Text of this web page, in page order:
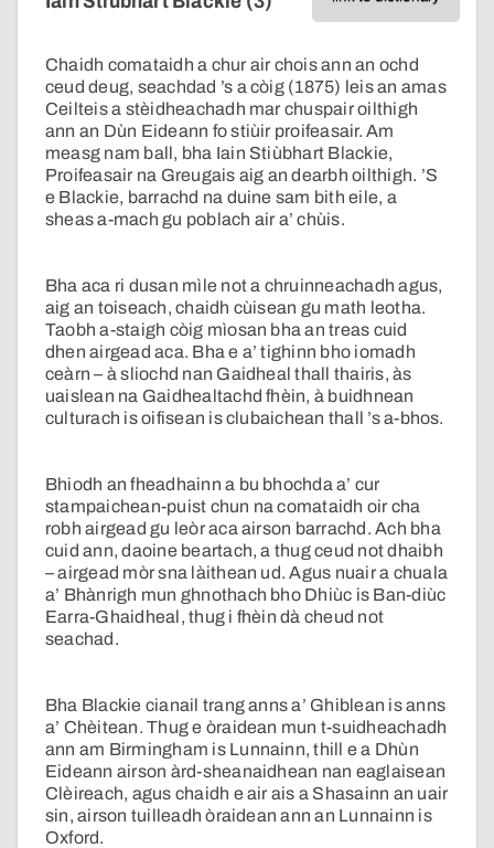
Chaidh comataidh a chur air chois ann an ochd
ceud deug, seachdad ’s a còig (1875) leis an amas
Ceilteis a stèidheachadh mar chuspair oilthigh
ann an Dùn Eideann fo stiùir proifeasair. Am
measg nam ball, bha Iain Stiùbhart Blackie,
Proifeasair na Greugais aig an dearbh oilthigh. ’S
e Blackie, barrachd na duine sam bith eile, a
sheas a-mach gu poblach air a’ chùis.
Bha aca ri dusan mìle not a chruinneachadh agus,
aig an toiseach, chaidh cùisean gu math leotha.
Taobh a-staigh còig mìosan bha an treas cuid
dhen airgead aca. Bha e a’ tighinn bho iomadh
ceàrn – à sliochd nan Gaidheal thall thairis, às
uaislean na Gaidhealtachd fhèin, à buidhnean
culturach is oifisean is clubaichean thall ’s a-bhos.
Bhiodh an fheadhainn a bu bhochda a’ cur
stampaichean-puist chun na comataidh oir cha
robh airgead gu leòr aca airson barrachd. Ach bha
cuid ann, daoine beartach, a thug ceud not dhaibh
– airgead mòr sna làithean ud. Agus nuair a chuala
a’ Bhànrigh mun ghnothach bho Dhiùc is Ban-diùc
Earra-Ghaidheal, thug i fhèin dà cheud not
seachad.
Bha Blackie cianail trang anns a’ Ghiblean is anns
a’ Chèitean. Thug e òraidean mun t-suidheachadh
ann am Birmingham is Lunnainn, thill e a Dhùn
Eideann airson àrd-sheanaidhean nan eaglaisean
Clèireach, agus chaidh e air ais a Shasainn an uair
sin, airson tuilleadh òraidean ann an Lunnainn is
Oxford.